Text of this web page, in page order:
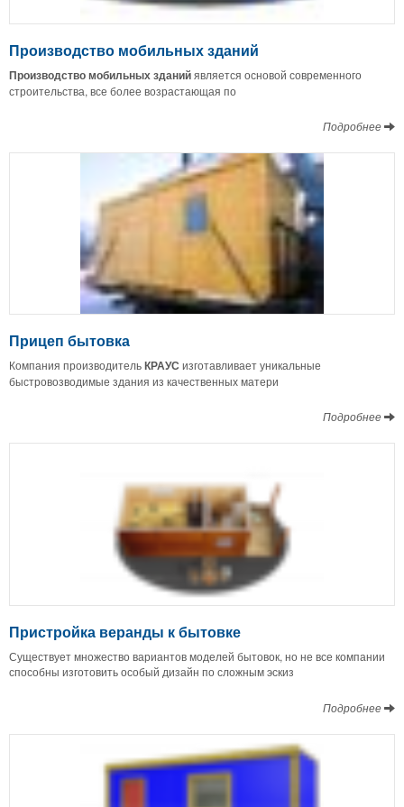
Производство мобильных зданий
Производство мобильных зданийявляется основой современного
строительства, все более возрастающая по
Подробнее
Прицеп бытовка
Компания производительКРАУС изготавливает уникальные
быстровозводимые здания из качественных матери
Подробнее
Пристройка веранды к бытовке
Существует множество вариантов моделей бытовок, но не все компании
способны изготовить особый дизайн по сложным эскиз
Подробнее